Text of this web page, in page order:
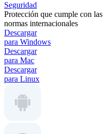
Seguridad
Protección que cumple con las
normas internacionales
Descargar
para Windows
Descargar
para Mac
Descargar
para Linux